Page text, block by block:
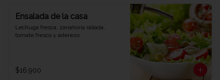
Ensalada de la casa
Lechuga fresca, zanahoria rallada,
tomate fresco y aderezo.
$16.900